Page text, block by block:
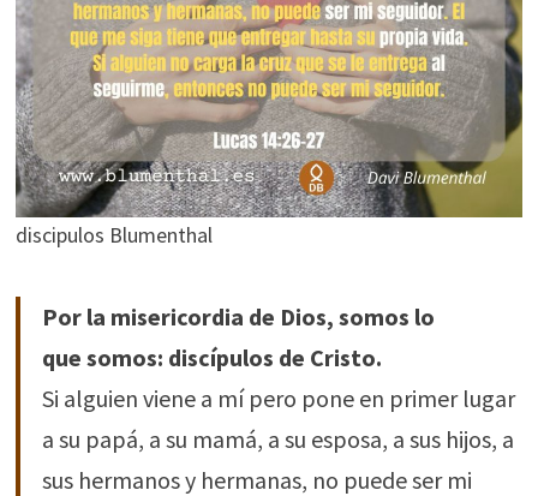
discipulos Blumenthal
Por la misericordia de Dios, somos lo
que somos: discípulos de Cristo.
Si alguien viene a mí pero pone en primer lugar
a su papá, a su mamá, a su esposa, a sus hijos, a
sus hermanos y hermanas, no puede ser mi